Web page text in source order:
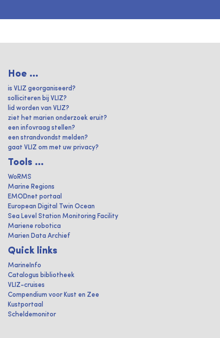
Hoe ...
is VLIZ georganiseerd?
solliciteren bij VLIZ?
lid worden van VLIZ?
ziet het marien onderzoek eruit?
een infovraag stellen?
een strandvondst melden?
gaat VLIZ om met uw privacy?
Tools ...
WoRMS
Marine Regions
EMODnet portaal
European Digital Twin Ocean
Sea Level Station Monitoring Facility
Mariene robotica
Marien Data Archief
Quick links
MarineInfo
Catalogus bibliotheek
VLIZ-cruises
Compendium voor Kust en Zee
Kustportaal
Scheldemonitor